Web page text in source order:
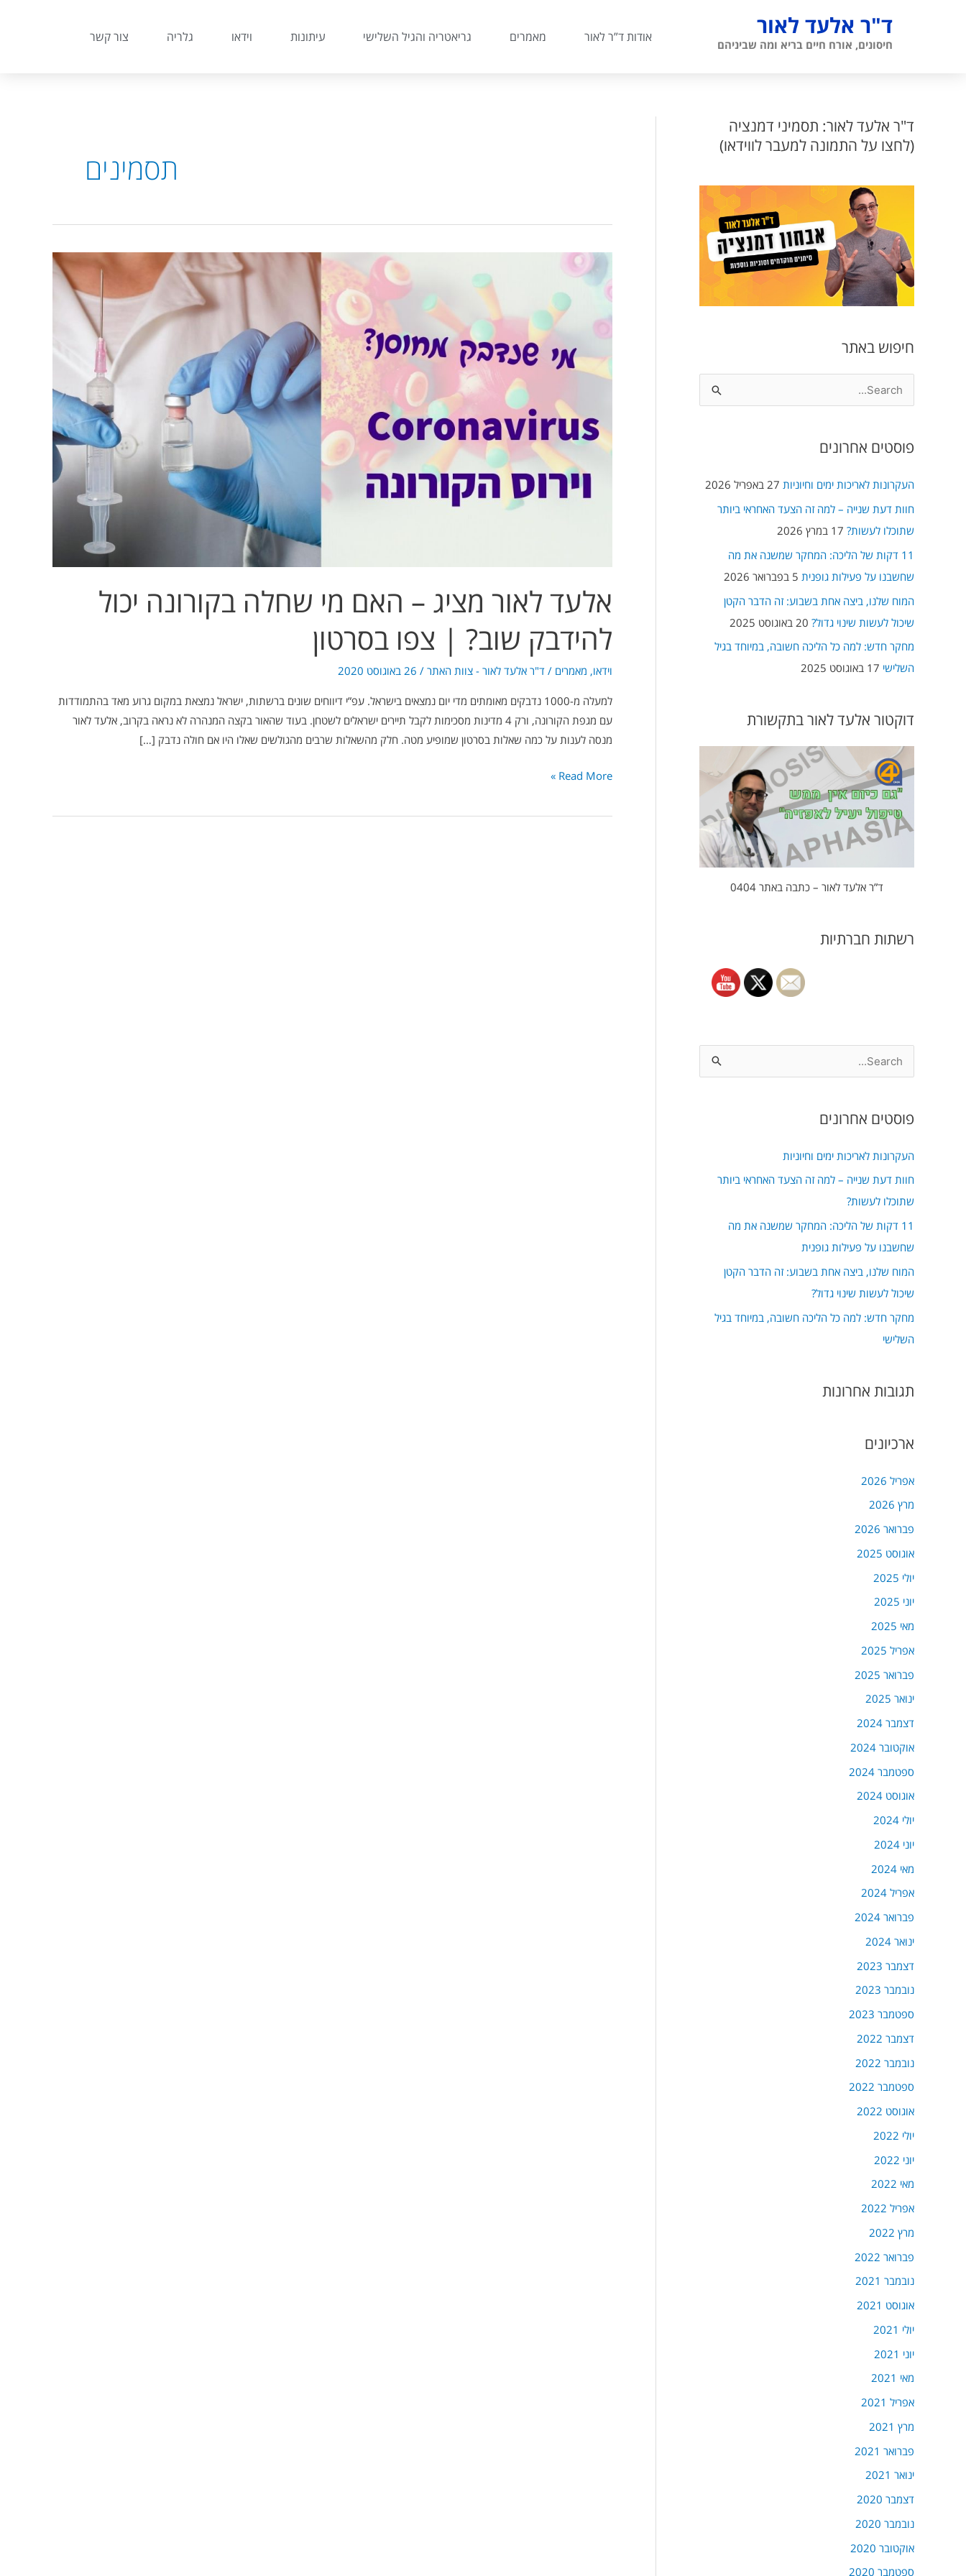
ד"ר אלעד לאור
חיסונים, אורח חיים בריא ומה שביניהם אודות ד”ר לאור מאמרים גריאטריה והגיל השלישי עיתונות וידאו גלריה צור קשר
ד"ר אלעד לאור: תסמיני דמנציה
(לחצו על התמונה למעבר לווידאו)
חיפוש באתר
r
c
פוסטים אחרונים
העקרונות לאריכות ימים וחיוניות 27 באפריל 2026
חוות דעת שנייה – למה זה הצעד האחראי ביותר
שתוכלו לעשות? 17 במרץ 2026
11 דקות של הליכה: המחקר שמשנה את מה
שחשבנו על פעילות גופנית 5 בפברואר 2026
המוח שלנו, ביצה אחת בשבוע: זה הדבר הקטן
שיכול לעשות שינוי גדול? 20 באוגוסט 2025
מחקר חדש: למה כל הליכה חשובה, במיוחד בגיל
השלישי 17 באוגוסט 2025
דוקטור אלעד לאור בתקשורת
ד”ר אלעד לאור – כתבה באתר 0404
רשתות חברתיות
r
c
פוסטים אחרונים
העקרונות לאריכות ימים וחיוניות
חוות דעת שנייה – למה זה הצעד האחראי ביותר
שתוכלו לעשות?
11 דקות של הליכה: המחקר שמשנה את מה
שחשבנו על פעילות גופנית
המוח שלנו, ביצה אחת בשבוע: זה הדבר הקטן
שיכול לעשות שינוי גדול?
מחקר חדש: למה כל הליכה חשובה, במיוחד בגיל
השלישי
תגובות אחרונות
ארכיונים
אפריל 2026
מרץ 2026
פברואר 2026
אוגוסט 2025
יולי 2025
יוני 2025
מאי 2025
אפריל 2025
פברואר 2025
ינואר 2025
דצמבר 2024
אוקטובר 2024
ספטמבר 2024
אוגוסט 2024
יולי 2024
יוני 2024
מאי 2024
אפריל 2024
פברואר 2024
ינואר 2024
דצמבר 2023
נובמבר 2023
ספטמבר 2023
דצמבר 2022
נובמבר 2022
ספטמבר 2022
אוגוסט 2022
יולי 2022
יוני 2022
מאי 2022
אפריל 2022
מרץ 2022
פברואר 2022
נובמבר 2021
אוגוסט 2021
יולי 2021
יוני 2021
מאי 2021
אפריל 2021
מרץ 2021
פברואר 2021
ינואר 2021
דצמבר 2020
נובמבר 2020
אוקטובר 2020
ספטמבר 2020
תסמינים
אלעד לאור מציג – האם מי שחלה בקורונה יכול
להידבק שוב? | צפו בסרטון
וידאו, מאמרים / ד"ר אלעד לאור - צוות האתר / 26 באוגוסט 2020
למעלה מ-1000 נדבקים מאומתים מדי יום נמצאים בישראל. עפ”י דיווחים שונים ברשתות, ישראל נמצאת במקום גרוע מאד בהתמודדות
עם מגפת הקורונה, ורק 4 מדינות מסכימות לקבל תיירים ישראלים לשטחן. בעוד שהאור בקצה המנהרה לא נראה בקרוב, אלעד לאור
מנסה לענות על כמה שאלות בסרטון שמופיע מטה. חלק מהשאלות שרבים מהגולשים שאלו היו אם חולה נדבק […]
אלעד
לאור
מציג
–
האם
מי
שחלה
להידבק
שוב?
Read More »